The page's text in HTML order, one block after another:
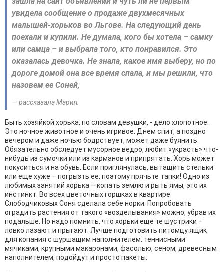
увидела сообщение о продаже двухмесячных
малышей-хорьков во Льгове. На следующий день
поехали и купили. Не думала, кого бы хотела – самку
или самца – и выбрала того, кто понравился. Это
оказалась девочка. Не знала, какое имя выберу, но по
дороге домой она все время спала, и мы решили, что
назовем ее Соней,
— рассказала Мария.
Быть хозяйкой хорька, по словам девушки, - дело хлопотное.
Это ночное животное и очень игривое. Днем спит, а поздно
вечером и даже ночью бодрствует, может даже буянить.
Обязательно обследует мусорное ведро, любит «украсть» что-
нибудь из сумочки или из карманов и припрятать. Хорь может
покуситься и на обувь. Если приглянулась, вытащить стельки
или еще хуже – погрызть ее, поэтому прячьте тапки! Одно из
любимых занятий хорька – копать землю и рыть ямы, это их
инстинкт. Во всех цветочных горшках в квартире
Слободчиковых Соня сделала себе норки. Попробовать
оградить растения от такого «возделывания» можно, убрав их
подальше. Но надо помнить, что хорьки еще те шустрики –
ловко лазают и прыгают. Лучше подготовить питомцу ящик
для копания с шуршащим наполнителем: теннисными
мячиками, крупными макаронами, фасолью, сеном, древесным
наполнителем, подойдут и просто пакеты.